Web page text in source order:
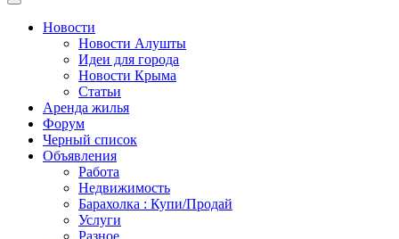
Новости
Новости Алушты
Идеи для города
Новости Крыма
Статьи
Аренда жилья
Форум
Черный список
Объявления
Работа
Недвижимость
Барахолка : Купи/Продай
Услуги
Разное